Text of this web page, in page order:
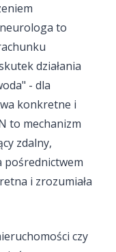
to
działania
- dla
konkretne i
to mechanizm
zdalny,
pośrednictwem
i zrozumiała
czy